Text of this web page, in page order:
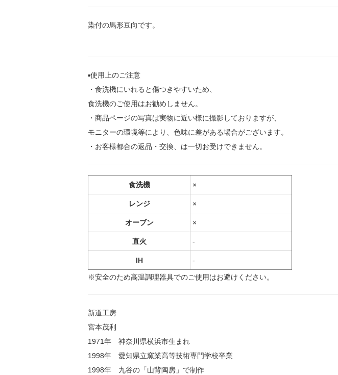
染付の馬形豆向です。
▪️使用上のご注意
・食洗機にいれると傷つきやすいため、
食洗機のご使用はお勧めしません。
・商品ページの写真は実物に近い様に撮影しておりますが、
モニターの環境等により、色味に差がある場合がございます。
・お客様都合の返品・交換、は一切お受けできません。
食洗機 ×
レンジ ×
オーブン ×
直火 -
IH -
※安全のため高温調理器具でのご使用はお避けください。
新道工房
宮本茂利
1971年 神奈川県横浜市生まれ
1998年 愛知県立窯業高等技術専門学校卒業
1998年 九谷の「山背陶房」で制作